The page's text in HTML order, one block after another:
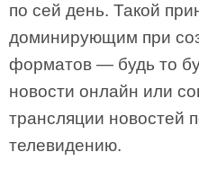
по сей день. Такой
доминирующим при
форматов — будь то
новости онлайн или
трансляции новостей
телевидению.